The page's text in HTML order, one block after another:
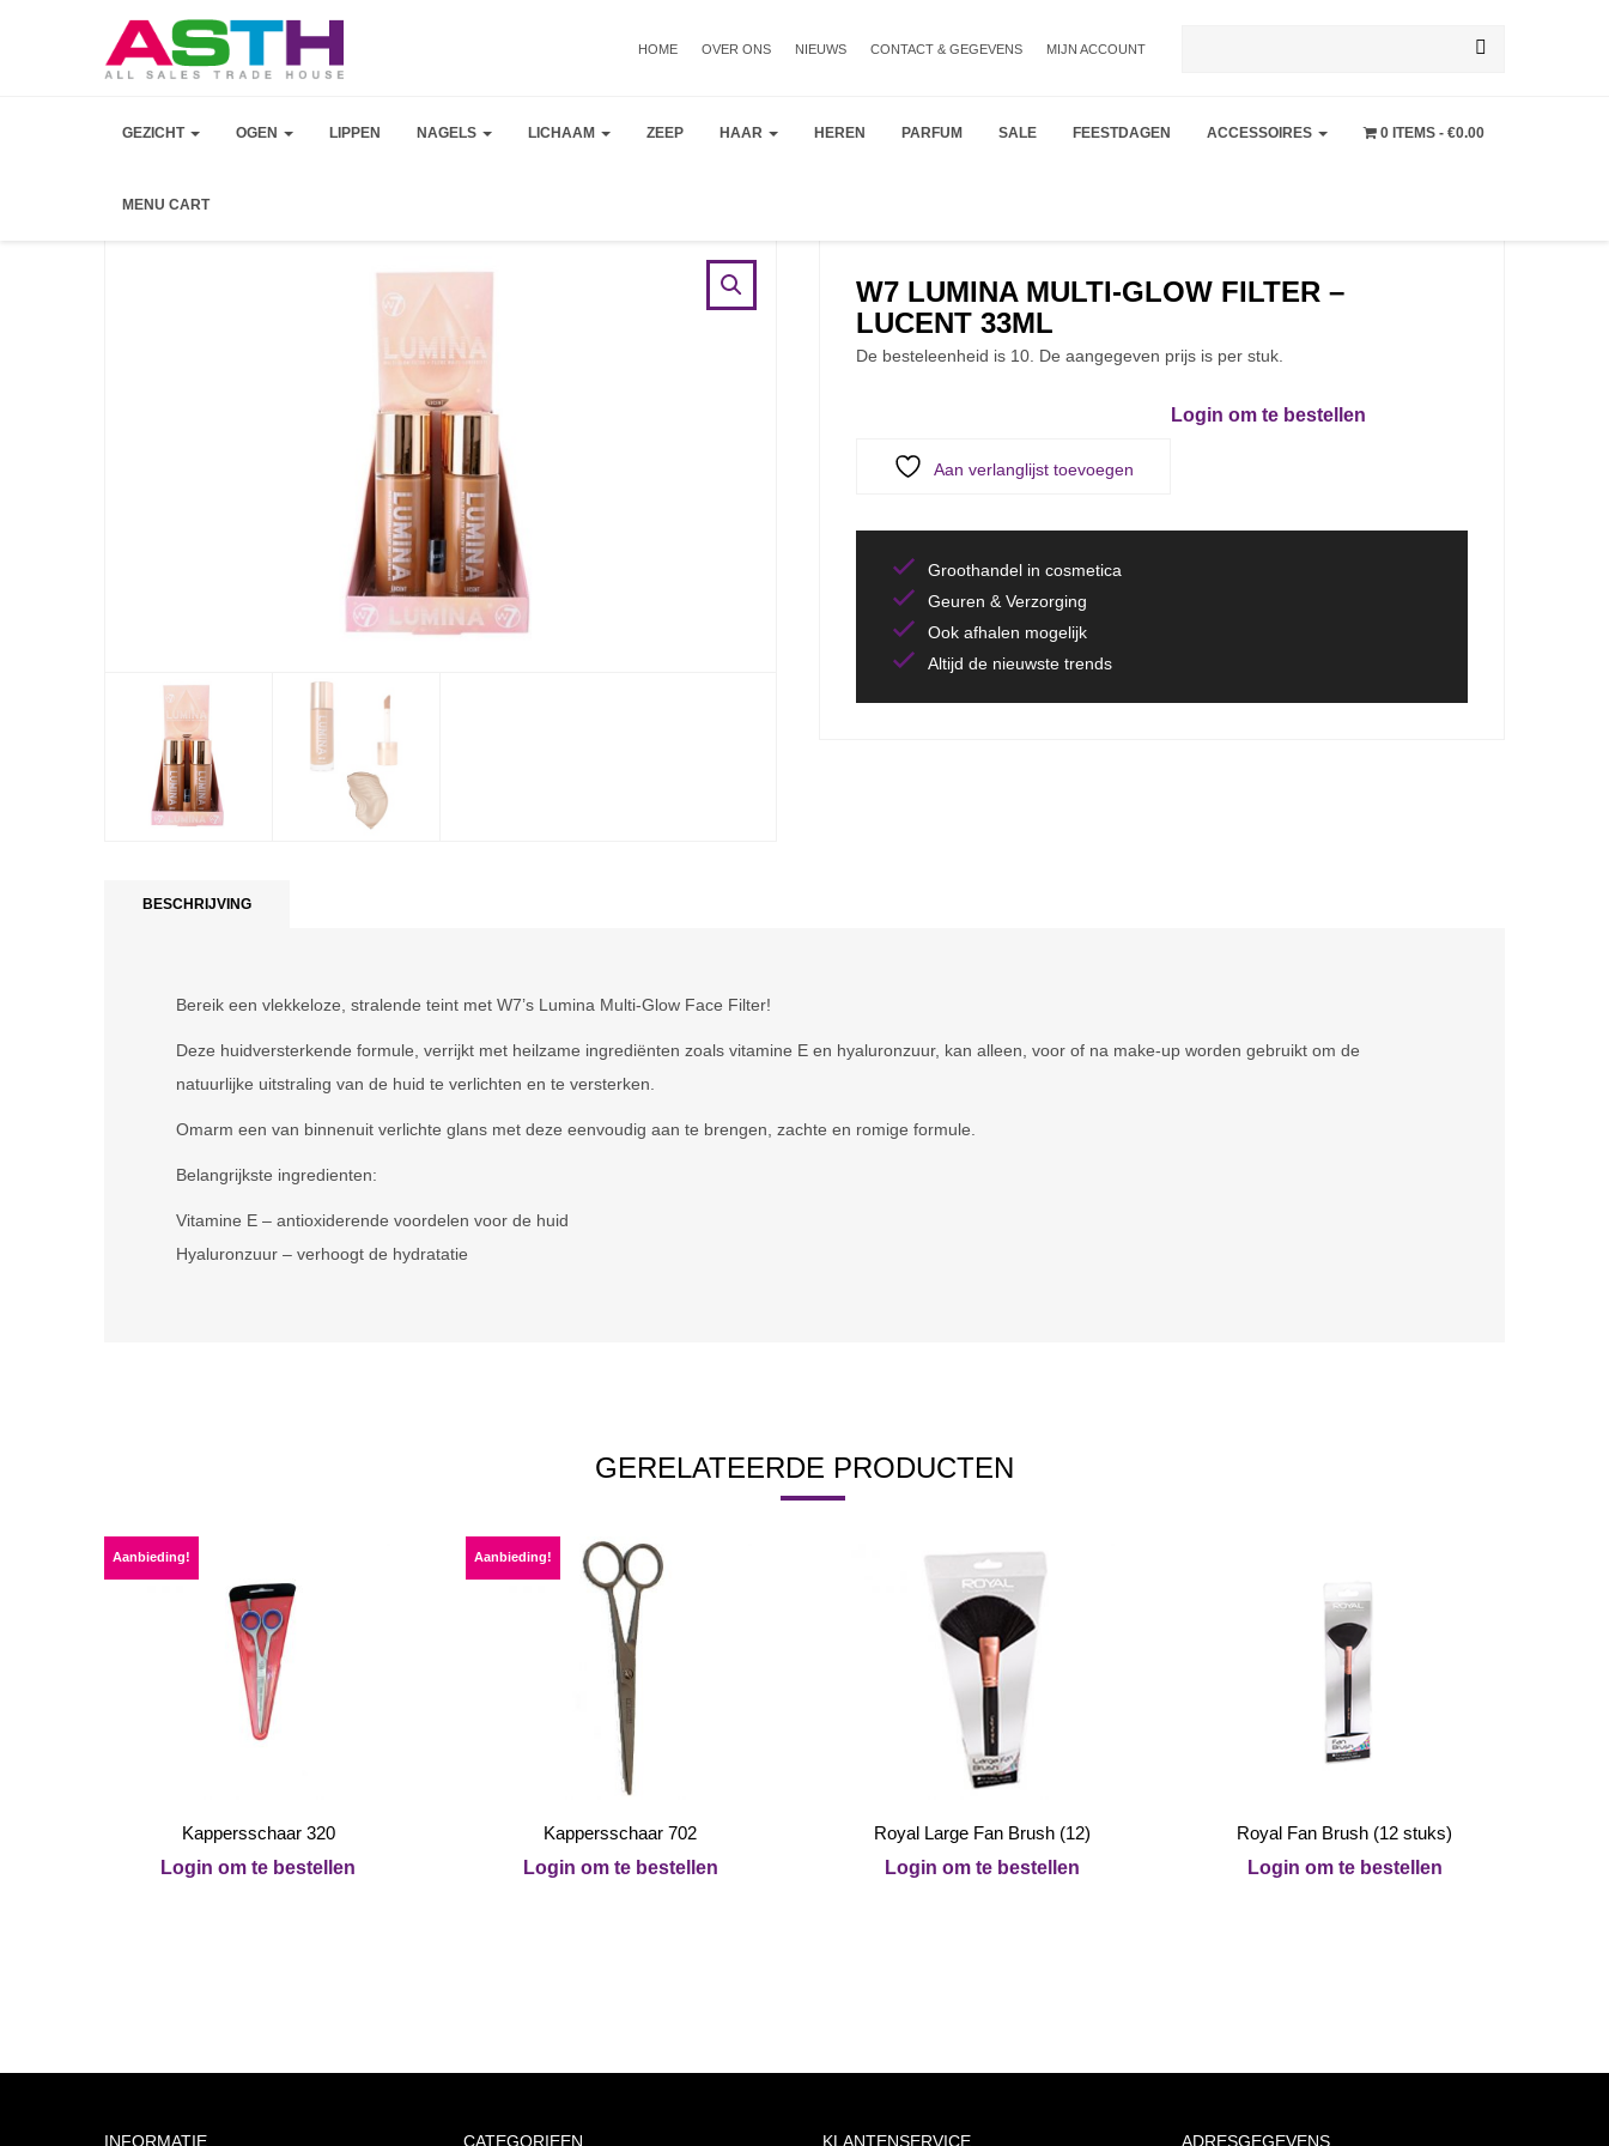
HOME OVER ONS NIEUWS CONTACT & GEGEVENS MIJN ACCOUNT
naar:
GEZICHT OGEN LIPPEN NAGELS LICHAAM ZEEP HAAR HEREN PARFUM SALE FEESTDAGEN ACCESSOIRES 0 ITEMS €0.00
MENU CART
W7 LUMINA MULTI-GLOW FILTER –
LUCENT 33ML
De besteleenheid is 10. De aangegeven prijs is per stuk.
Aan verlanglijst toevoegen
Login om te bestellen
Groothandel in cosmetica
Geuren & Verzorging
Ook afhalen mogelijk
Altijd de nieuwste trends
BESCHRIJVING
Bereik een vlekkeloze, stralende teint met W7’s Lumina Multi-Glow Face Filter!
Deze huidversterkende formule, verrijkt met heilzame ingrediënten zoals vitamine E en hyaluronzuur, kan alleen, voor of na make-up worden gebruikt om de
natuurlijke uitstraling van de huid te verlichten en te versterken.
Omarm een ​​van binnenuit verlichte glans met deze eenvoudig aan te brengen, zachte en romige formule.
Belangrijkste ingredienten:
Vitamine E – antioxiderende voordelen voor de huid
Hyaluronzuur – verhoogt de hydratatie
GERELATEERDE PRODUCTEN
Aanbieding!
Kappersschaar 320
Login om te bestellen
Aanbieding!
Kappersschaar 702
Login om te bestellen
Royal Large Fan Brush (12)
Login om te bestellen
Royal Fan Brush (12 stuks)
Login om te bestellen
INFORMATIE CATEGORIEEN KLANTENSERVICE ADRESGEGEVENS